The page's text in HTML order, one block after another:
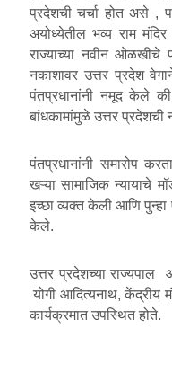
प्रदेशची चर्चा होत असे ,
अयोध्येतील भव्य राम
राज्याच्या नवीन ओळखीचे
नकाशावर उत्तर प्रदेश
पंतप्रधानांनी नमूद केले
बांधकामांमुळे उत्तर
पंतप्रधानांनी समारोप
खऱ्या सामाजिक न्यायाचे
इच्छा व्यक्त केली आणि पुन्हा
केले.
उत्तर प्रदेशच्या
योगी आदित्यनाथ,
कार्यक्रमात उपस्थित होते.